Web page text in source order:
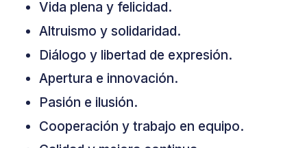
Vida plena y felicidad.
Altruismo y solidaridad.
Diálogo y libertad de expresión.
Apertura e innovación.
Pasión e ilusión.
Cooperación y trabajo en equipo.